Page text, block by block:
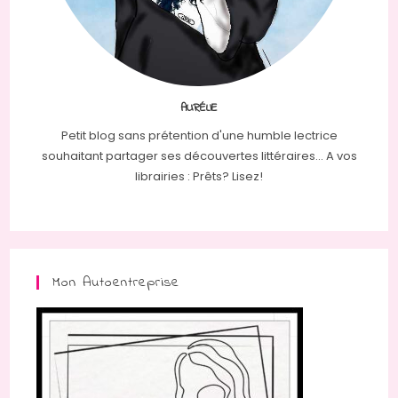
AURÉLIE
Petit blog sans prétention d'une humble lectrice
souhaitant partager ses découvertes littéraires... A vos
librairies : Prêts? Lisez!
Mon Autoentreprise